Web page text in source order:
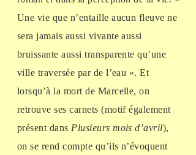
Une vie que n’entaille aucun fleuve ne
sera jamais aussi vivante aussi
bruissante aussi transparente qu’une
ville traversée par de l’eau ». Et
lorsqu’à la mort de Marcelle, on
retrouve ses carnets (motif également
présent dans Plusieurs mois d’avril),
on se rend compte qu’ils n’évoquent